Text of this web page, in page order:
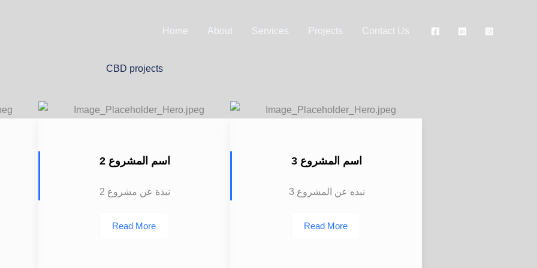
Home About Services Projects Contact Us
CBD projects
اسم المشروع 2
نبذة عن مشروع 2
Read More
اسم المشروع 3
نبذه عن المشروع 3
Read More